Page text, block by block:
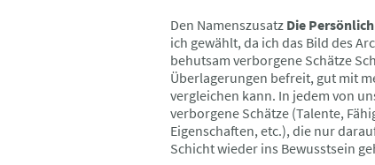
Den Namenszusatz Die
ich gewählt, da ich das Bild des
behutsam verborgene Schätze
Überlagerungen befreit, gut mit
vergleichen kann. In jedem von
verborgene Schätze (Talente,
Eigenschaften, etc.), die nur
Schicht wieder ins Bewusstsein